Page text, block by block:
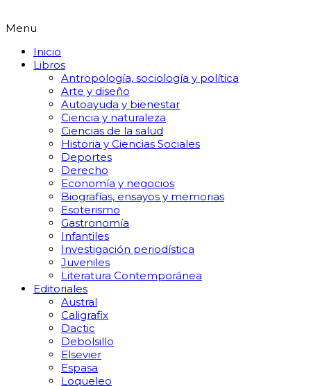
Menu
Inicio
Libros
Antropología, sociología y política
Arte y diseño
Autoayuda y bienestar
Ciencia y naturaleza
Ciencias de la salud
Historia y Ciencias Sociales
Deportes
Derecho
Economía y negocios
Biografías, ensayos y memorias
Esoterismo
Gastronomía
Infantiles
Investigación periodística
Juveniles
Literatura Contemporánea
Editoriales
Austral
Caligrafix
Dactic
Debolsillo
Elsevier
Espasa
Loqueleo